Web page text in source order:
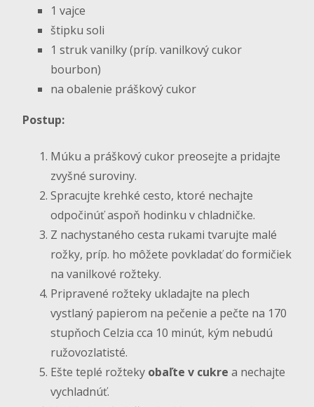
1 vajce
štipku soli
1 struk vanilky (príp. vanilkový cukor
bourbon)
na obalenie práškový cukor
Postup:
Múku a práškový cukor preosejte a pridajte
zvyšné suroviny.
Spracujte krehké cesto, ktoré nechajte
odpočinúť aspoň hodinku v chladničke.
Z nachystaného cesta rukami tvarujte malé
rožky, príp. ho môžete povkladať do formičiek
na vanilkové rožteky.
Pripravené rožteky ukladajte na plech
vystlaný papierom na pečenie a pečte na 170
stupňoch Celzia cca 10 minút, kým nebudú
ružovozlatisté.
Ešte teplé rožteky obaľte v cukre a nechajte
vychladnúť.